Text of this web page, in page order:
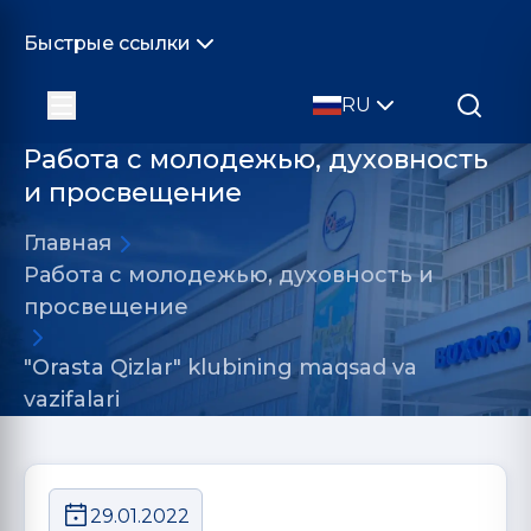
Быстрые ссылки
RU
Работа с молодежью, духовность
и просвещение
Главная
Работа с молодежью, духовность и
просвещение
"Orasta Qizlar" klubining maqsad va
vazifalari
29.01.2022